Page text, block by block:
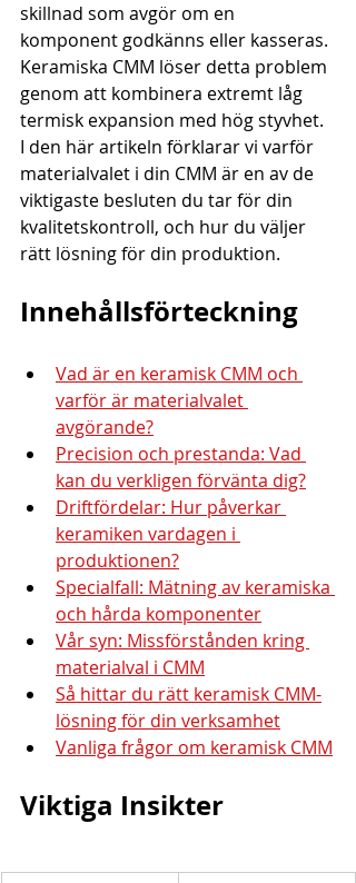
skillnad som avgör om en
komponent godkänns eller kasseras.
Keramiska CMM löser detta problem
genom att kombinera extremt låg
termisk expansion med hög styvhet.
I den här artikeln förklarar vi varför
materialvalet i din CMM är en av de
viktigaste besluten du tar för din
kvalitetskontroll, och hur du väljer
rätt lösning för din produktion.
Innehållsförteckning
Vad är en keramisk CMM och
varför är materialvalet
avgörande?
Precision och prestanda: Vad
kan du verkligen förvänta dig?
Driftfördelar: Hur påverkar
keramiken vardagen i
produktionen?
Specialfall: Mätning av keramiska
och hårda komponenter
Vår syn: Missförstånden kring
materialval i CMM
Så hittar du rätt keramisk CMM-
lösning för din verksamhet
Vanliga frågor om keramisk CMM
Viktiga Insikter